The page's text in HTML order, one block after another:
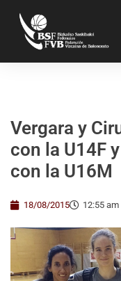
Vergara y
con la U14F
con la U16M
18/08/2015 12:55 am